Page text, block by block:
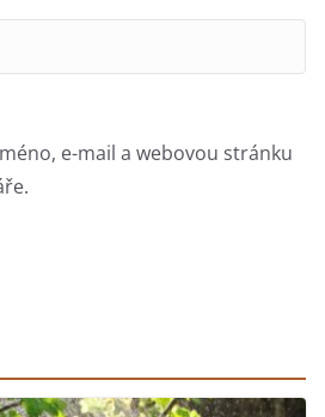
e-mail a webovou stránku